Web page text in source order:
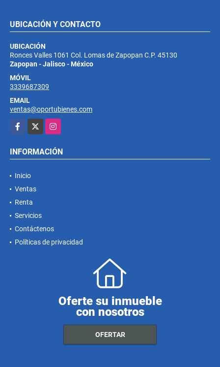
UBICACIÓN Y CONTACTO
UBICACIÓN
Ronces Valles 1061 Col. Lomas de Zapopan C.P. 45130
Zapopan - Jalisco - México
MÓVIL
3339687309
EMAIL
ventas@oportubienes.com
Facebook
Instagram
INFORMACIÓN
Inicio
Ventas
Renta
Servicios
Contáctenos
Políticas de privacidad
Oferte su inmueble
con nosotros
OFERTAR